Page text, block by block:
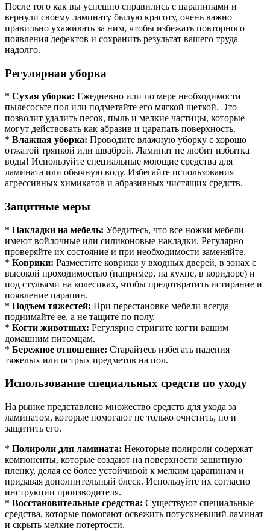
После того как вы успешно справились с царапинами и
вернули своему ламинату былую красоту, очень важно
правильно ухаживать за ним, чтобы избежать повторного
появления дефектов и сохранить результат вашего труда
надолго.
Регулярная уборка
* Сухая уборка: Ежедневно или по мере необходимости
пылесосьте пол или подметайте его мягкой щеткой. Это
позволит удалить песок, пыль и мелкие частицы, которые
могут действовать как абразив и царапать поверхность.
* Влажная уборка: Проводите влажную уборку с хорошо
отжатой тряпкой или шваброй. Ламинат не любит избытка
воды! Используйте специальные моющие средства для
ламината или обычную воду. Избегайте использования
агрессивных химикатов и абразивных чистящих средств.
Защитные меры
* Накладки на мебель: Убедитесь, что все ножки мебели
имеют войлочные или силиконовые накладки. Регулярно
проверяйте их состояние и при необходимости заменяйте.
* Коврики: Разместите коврики у входных дверей, в зонах с
высокой проходимостью (например, на кухне, в коридоре) и
под стульями на колесиках, чтобы предотвратить истирание и
появление царапин.
* Подъем тяжестей: При перестановке мебели всегда
поднимайте ее, а не тащите по полу.
* Когти животных: Регулярно стригите когти вашим
домашним питомцам.
* Бережное отношение: Старайтесь избегать падения
тяжелых или острых предметов на пол.
Использование специальных средств по уходу
На рынке представлено множество средств для ухода за
ламинатом, которые помогают не только очистить, но и
защитить его.
* Полироли для ламината: Некоторые полироли содержат
компоненты, которые создают на поверхности защитную
пленку, делая ее более устойчивой к мелким царапинам и
придавая дополнительный блеск. Используйте их согласно
инструкции производителя.
* Восстановительные средства: Существуют специальные
средства, которые помогают освежить потускневший ламинат
и скрыть мелкие потертости.